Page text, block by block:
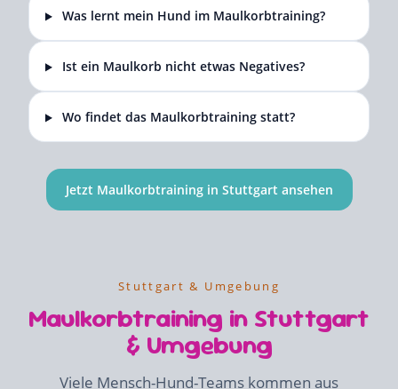
Was lernt mein Hund im Maulkorbtraining?
Ist ein Maulkorb nicht etwas Negatives?
Wo findet das Maulkorbtraining statt?
Jetzt Maulkorbtraining in Stuttgart ansehen
Stuttgart & Umgebung
Maulkorbtraining in Stuttgart
& Umgebung
Viele Mensch-Hund-Teams kommen aus